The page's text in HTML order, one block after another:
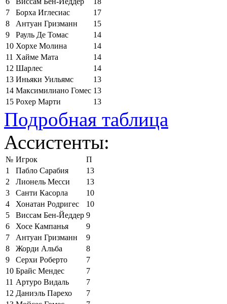
7
Борха Иглесиас
17
8
Антуан Гризманн
15
9
Рауль Де Томас
14
10 Хорхе Молина
14
11 Хайме Мата
14
12 Шарлес
14
13 Иньяки Уильямс
13
14 Максимилиано Гомес 13
15 Рохер Марти 13
Подробная таблица
Ассистенты:
№ Игрок
П
1
Пабло Сарабия
13
2
Лионель Месси
13
3
Санти Касорла
10
4
Хонатан Родригес
10
5
Виссам Бен-Йеддер 9
6
Хосе Кампанья
9
7
Антуан Гризманн
9
8
Жорди Альба
8
9
Серхи Роберто
7
10 Брайс Мендес
7
11 Артуро Видаль
7
12 Даниэль Парехо
7